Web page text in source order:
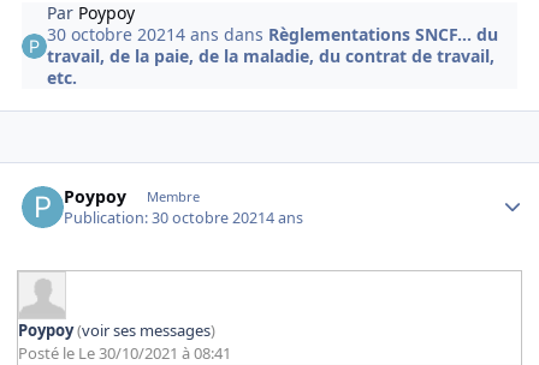
Par Poypoy
30 octobre 20214 ans dans Règlementations SNCF... du
travail, de la paie, de la maladie, du contrat de travail,
etc.
Poypoy Membre
Publication:30 octobre 20214 ans
Poypoy(voir ses messages)
Posté le Le 30/10/2021 à 08:41